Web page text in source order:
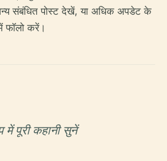
संबंधित पोस्ट देखें, या अधिक अपडेट के
फॉलो करें।
में पूरी कहानी सुनें